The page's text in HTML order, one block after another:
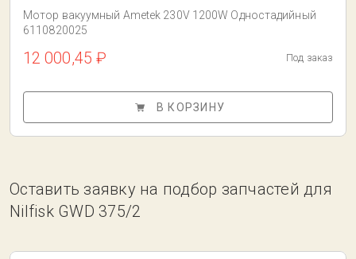
Мотор вакуумный Ametek 230V 1200W Одностадийный
6110820025
12 000,45 ₽ Под заказ
В КОРЗИНУ
Оставить заявку на подбор запчастей для
Nilfisk GWD 375/2